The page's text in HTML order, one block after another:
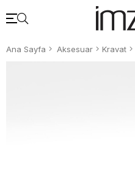
Ana Sayfa Aksesuar Kravat